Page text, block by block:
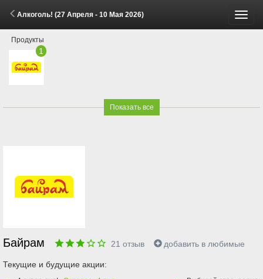
Алкоголь! (27 Апреля - 10 Мая 2026)
Продукты
1
Показать все
Байрам 21 отзыв добавить в любимые
Текущие и будущие акции: